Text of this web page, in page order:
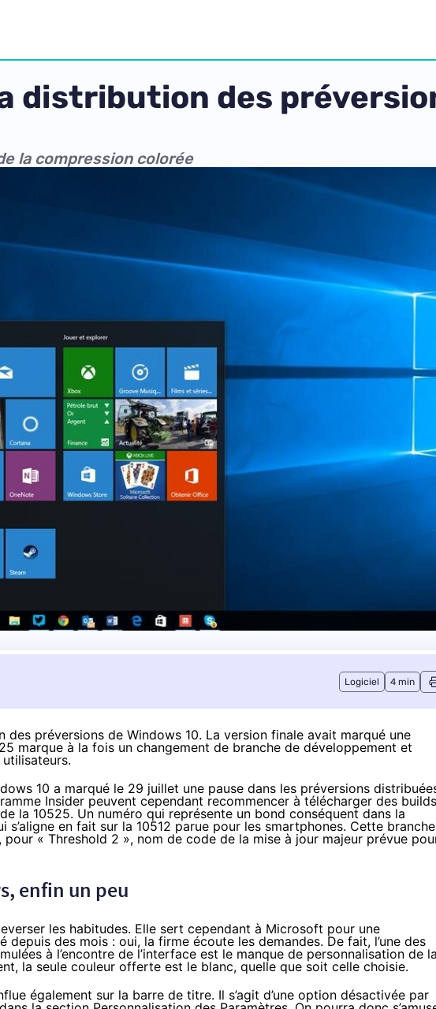
distribution des
la compression colorée
Logiciel 4 min
préversions de Windows 10. La version finale avait marqué une
marque à la fois un changement de branche de développement et
utilisateurs.
10 a marqué le 29 juillet une pause dans les préversions
Insider peuvent cependant recommencer à télécharger des builds
la 10525. Un numéro qui représente un bond conséquent dans la
en fait sur la 10512 parue pour les smartphones. Cette branche
pour « Threshold 2 », nom de code de la mise à jour majeur prévue
enfin un peu
les habitudes. Elle sert cependant à Microsoft pour une
depuis des mois : oui, la firme écoute les demandes. De fait, l’une des
à l’encontre de l’interface est le manque de personnalisation de
la seule couleur offerte est le blanc, quelle que soit celle choisie.
également sur la barre de titre. Il s’agit d’une option désactivée par